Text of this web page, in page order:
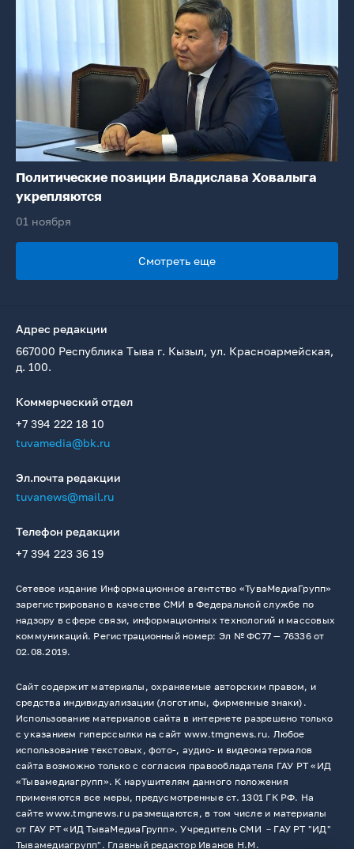
Политические позиции Владислава Ховалыга
укрепляются
01 ноября
Смотреть еще
Адрес редакции
667000 Республика Тыва г. Кызыл, ул. Красноармейская,
д. 100.
Коммерческий отдел
+7 394 222 18 10
tuvamedia@bk.ru
Эл.почта редакции
tuvanews@mail.ru
Телефон редакции
+7 394 223 36 19
Сетевое издание Информационное агентство «ТуваМедиаГрупп»
зарегистрировано в качестве СМИ в Федеральной службе по
надзору в сфере связи, информационных технологий и массовых
коммуникаций. Регистрационный номер: Эл № ФС77 — 76336 от
02.08.2019.
Сайт содержит материалы, охраняемые авторским правом, и
средства индивидуализации (логотипы, фирменные знаки).
Использование материалов сайта в интернете разрешено только
с указанием гиперссылки на сайт www.tmgnews.ru. Любое
использование текстовых, фото-, аудио- и видеоматериалов
сайта возможно только с согласия правообладателя ГАУ РТ «ИД
«Тывамедиагрупп». К нарушителям данного положения
применяются все меры, предусмотренные ст. 1301 ГК РФ. На
сайте www.tmgnews.ru размещаются, в том числе и материалы
от ГАУ РТ «ИД ТываМедиаГрупп». Учредитель СМИ －ГАУ РТ "ИД"
Тывамедиагрупп". Главный редактор Иванов Н.М.